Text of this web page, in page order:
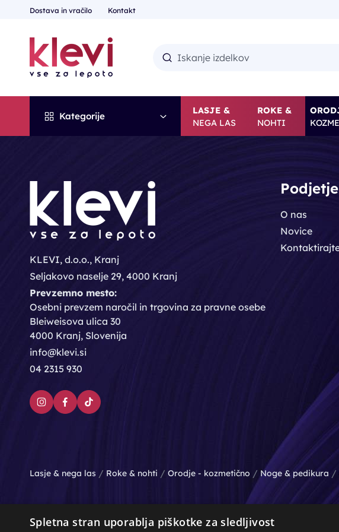
Dostava in vračilo Kontakt
Kategorije
LASJE &
NEGA LAS
ROKE &
NOHTI
KLEVI, d.o.o., Kranj
Seljakovo naselje 29, 4000 Kranj
Prevzemno mesto:
Osebni prevzem naročil in trgovina za pravne osebe
Bleiweisova ulica 30
4000 Kranj, Slovenija
info@klevi.si
04 2315 930
Podjetje
O nas
Novice
Lasje & nega las / Roke & nohti / Orodje - kozmetično / Noge & pedikura /
Spletna stran uporablja piškotke za sledljivost